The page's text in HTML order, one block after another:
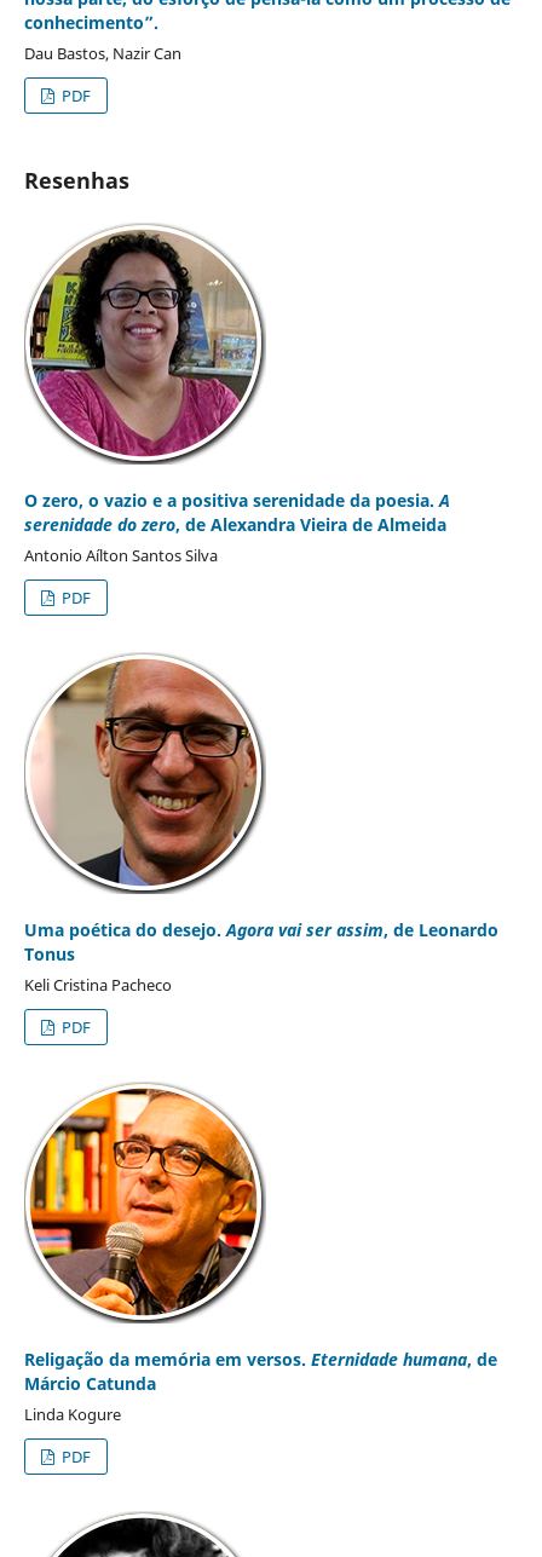
conhecimento”.
Dau Bastos, Nazir Can
PDF
Resenhas
O zero, o vazio e a positiva serenidade da poesia.A
serenidade do zero, de Alexandra Vieira de Almeida
Antonio Aílton Santos Silva
PDF
Uma poética do desejo.Agora vai ser assim, de Leonardo
Tonus
Keli Cristina Pacheco
PDF
Religação da memória em versos. Eternidade humana, de
Márcio Catunda
Linda Kogure
PDF